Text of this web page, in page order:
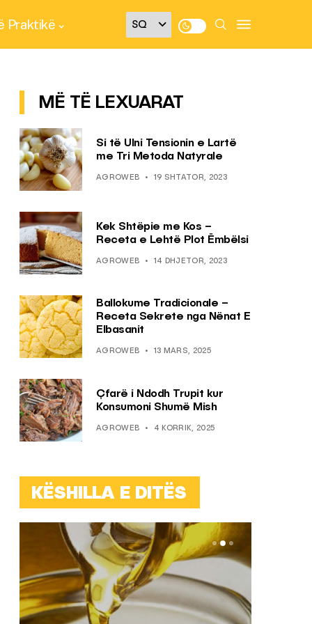
Praktikë
MË TË LEXUARAT
Si të Ulni Tensionin e Lartë
me Tri Metoda Natyrale
AGROWEB 19 SHTATOR, 2023
Kek Shtëpie me Kos –
Receta e Lehtë Plot Ëmbëlsi
AGROWEB 14 DHJETOR, 2023
Ballokume Tradicionale –
Receta Sekrete nga Nënat E
Elbasanit
AGROWEB 13 MARS, 2025
Çfarë i Ndodh Trupit kur
Konsumoni Shumë Mish
AGROWEB 4 KORRIK, 2025
KËSHILLA E DITËS